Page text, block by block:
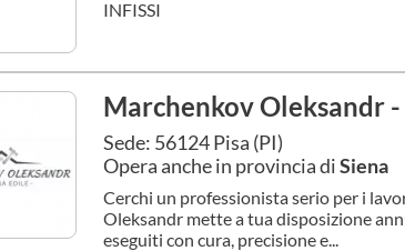
INFISSI
Marchenkov Oleksandr
Sede: 56124 Pisa (PI)
Opera anche in provincia diSiena
Cerchi un professionista serio per i
Oleksandr mette a tua disposizione
eseguiti con cura, precisione e...